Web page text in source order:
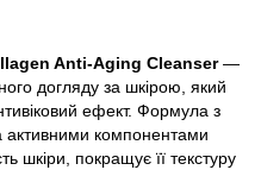
Anti-Aging Cleanser—
догляду за шкірою, який
ефект. Формула з
активними компонентами
шкіри, покращує її текстуру